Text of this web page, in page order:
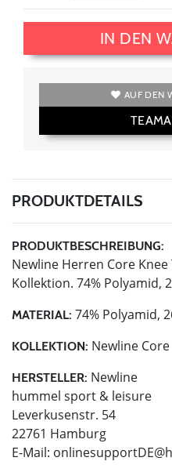
IN DEN
AUF DEN
PRODUKTDETAILS
PRODUKTBESCHREIBUNG:
Newline Herren Core
Kollektion. 74% Polyamid,
MATERIAL: 74% Polyamid,
KOLLEKTION: Newline Core
HERSTELLER: Newline
hummel sport & leisure
Leverkusenstr. 54
22761 Hamburg
E-Mail: